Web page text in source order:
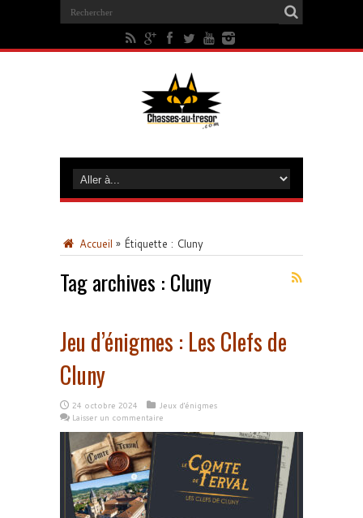
Accueil » Étiquette : Cluny
Tag archives : Cluny
Jeu d’énigmes : Les Clefs de
Cluny
24 octobre 2024
Jeux d'énigmes
Laisser un commentaire